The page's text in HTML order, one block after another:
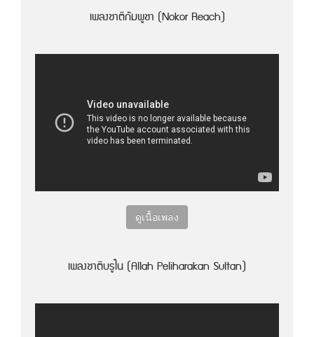
เพลงชาติกัมพูชา (Nokor Reach)
ดูเนื้อเพลง
เพลงชาติบรูไน (Allah Peliharakan Sultan)